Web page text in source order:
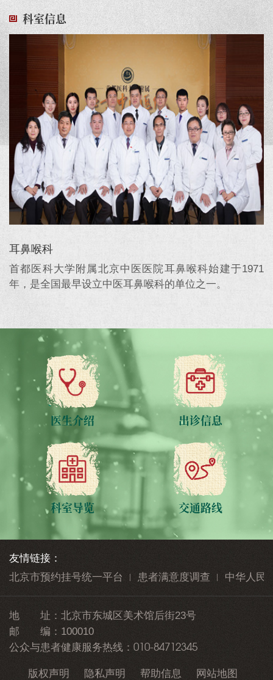
科室信息
耳鼻喉科
首都医科大学附属北京中医医院耳鼻喉科始建于1971
年，是全国最早设立中医耳鼻喉科的单位之一。
医生介绍 出诊信息
科室导览 交通路线
友情链接：
北京市预约挂号统一平台
患者满意度调查 中华人民
地 址： 北京市东城区美术馆后街23号
邮 编： 100010
公众与患者健康服务热线： 010-84712345
版权声明 隐私声明 帮助信息 网站地图